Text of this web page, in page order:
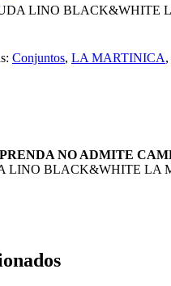
LINO BLACK&WHITE
Conjuntos, LA MARTINICA,
NO ADMITE
LINO BLACK&WHITE LA